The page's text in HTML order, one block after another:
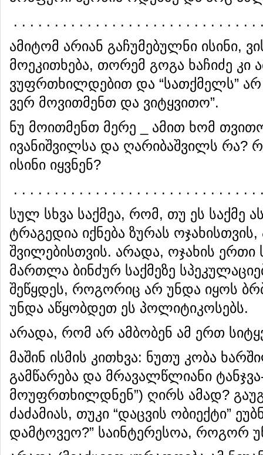
. . . . . . . . . . . . . . . . . . . . . . . . . . . . . .
ამიტომ არიან გაჩუმებულნი ისინი,
მოეკითხება, თორემ გოგა ხაჩიძე კი
ვუფრთხილდებით და “სათქმელს”
ვერ მოვითმენთ და ვიტყვითო”.
ნუ მოითმენთ მერე _ ამით ხომ
ივანიშვილსა და ღარიბაშვილს რა?
ისინი იყვნენ?
. . . . . . . . . . . . . . . . . . . . . . . . . . . . . .
სულ სხვა საქმეა, რომ, თუ ეს საქმე
ტრაგედია იქნება ზურას
შვილებისთვის. არადა, ოჯახის ერთი
მართლა ბინძურ საქმეზე
შეწყდეს, როგორიც არ უნდა იყოს
უნდა აწყობდეთ ეს პოლიტიკოსებს.
არადა, რომ არ ამბობენ ამ ერთ
მაშინ ისმის კითხვა: ნუთუ კობა
გამწარება და მრავალწლიანი
მოუფრთხილდნენ”) ღირს ამად?
ძაძამიას, თუკი “დაცვის ობიექტი”
დამტოვეო?” საინტერესოა, როგორ